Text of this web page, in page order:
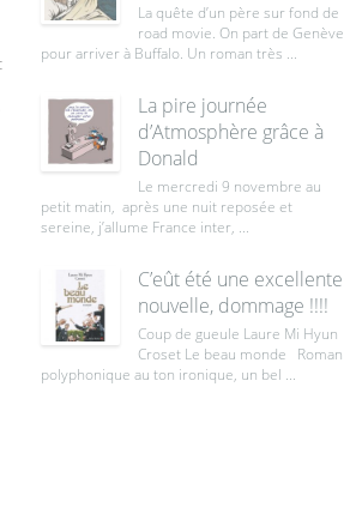
La quête d’un père sur fond de
road movie. On part de Genève
pour arriver à Buffalo. Un roman très ...
La pire journée
d’Atmosphère grâce à
Donald
Le mercredi 9 novembre au
petit matin, après une nuit reposée et
sereine, j’allume France inter, ...
C’eût été une excellente
nouvelle, dommage !!!!
Coup de gueule Laure Mi Hyun
Croset Le beau monde Roman
polyphonique au ton ironique, un bel ...